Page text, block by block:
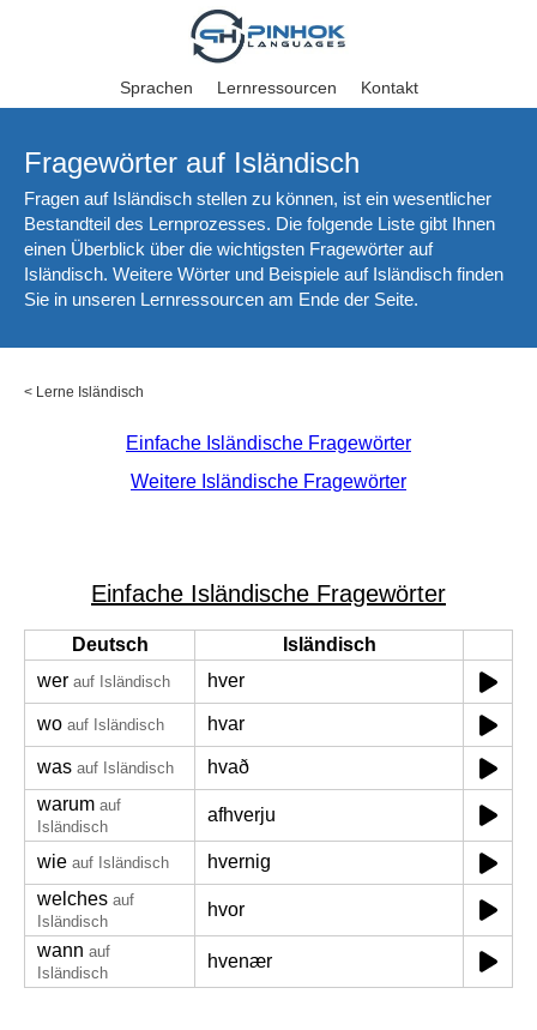
Sprachen Lernressourcen Kontakt
Fragewörter auf Isländisch
Fragen auf Isländisch stellen zu können, ist ein wesentlicher
Bestandteil des Lernprozesses. Die folgende Liste gibt Ihnen
einen Überblick über die wichtigsten Fragewörter auf
Isländisch. Weitere Wörter und Beispiele auf Isländisch finden
Sie in unseren Lernressourcen am Ende der Seite.
< Lerne Isländisch
Einfache Isländische Fragewörter
Weitere Isländische Fragewörter
Einfache Isländische Fragewörter
Deutsch
Isländisch
wer auf Isländisch hver
wo auf Isländisch hvar
was auf Isländisch
hvað
warum auf
Isländisch
afhverju
wie auf Isländisch
hvernig
welches auf
Isländisch
hvor
wann auf
Isländisch
hvenær